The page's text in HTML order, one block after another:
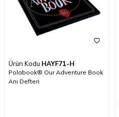
Ürün Kodu HAYF71-H
Polabook® Our Adventure Book
Anı Defteri